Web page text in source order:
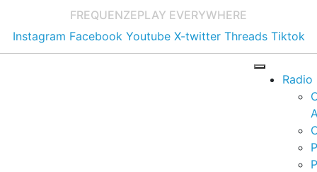
FREQUENZEPLAY EVERYWHERE
Instagram Facebook Youtube X-twitter Threads Tiktok
Radio